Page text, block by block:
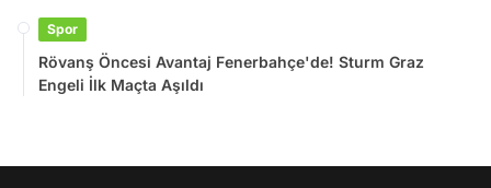
Spor
Rövanş Öncesi Avantaj Fenerbahçe'de! Sturm Graz
Engeli İlk Maçta Aşıldı